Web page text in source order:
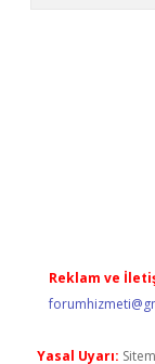
Reklam ve
Yasal Uyarı: